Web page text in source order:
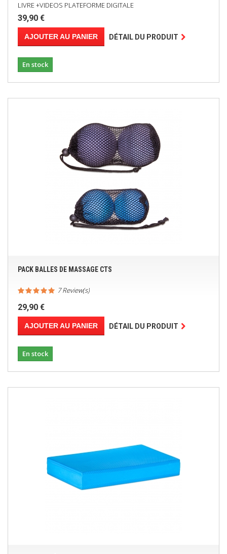
LIVRE +VIDEOS PLATEFORME DIGITALE
39,90 €
AJOUTER AU PANIER DÉTAIL DU PRODUIT
En stock
PACK BALLES DE MASSAGE CTS
7 Review(s)
29,90 €
AJOUTER AU PANIER DÉTAIL DU PRODUIT
En stock